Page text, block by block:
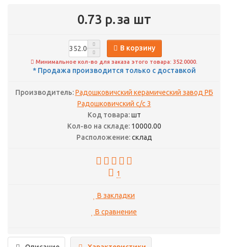
0.73 р.за шт
В корзину
Минимальное кол-во для заказа этого товара: 352.0000.
* Продажа производится только с доставкой
Производитель: Радошковичский керамический завод РБ
Радошковичский с/с 3
Код товара: шт
Кол-во на складе:10000.00
Расположение:склад
1
В закладки
В сравнение